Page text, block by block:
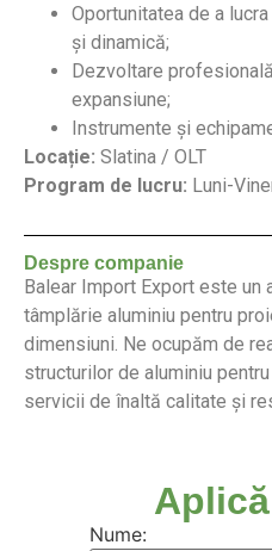
Oportunitatea de a
și dinamică;
Dezvoltare
expansiune;
Instrumente și
Locație: Slatina / OLT
Program de lucru: Luni-
Despre companie
Balear Import Export este
tâmplărie aluminiu pentru
dimensiuni. Ne ocupăm de
structurilor de aluminiu
servicii de înaltă calitate și
Nume: